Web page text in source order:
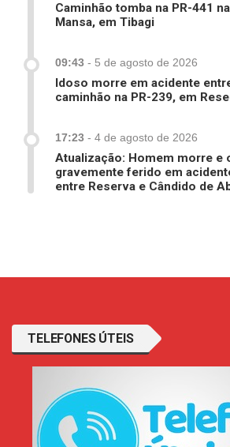
Caminhão tomba na PR-441
Mansa, em Tibagi
09:43 - 5 de agosto de 2026
Idoso morre em acidente
caminhão na PR-239, em
17:23 - 4 de agosto de 2026
Atualização: Homem morre e
gravemente ferido em
entre Reserva e Cândido de
TELEFONES ÚTEIS